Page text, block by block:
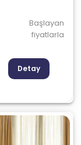
Başlayan
fiyatlarla
Detay